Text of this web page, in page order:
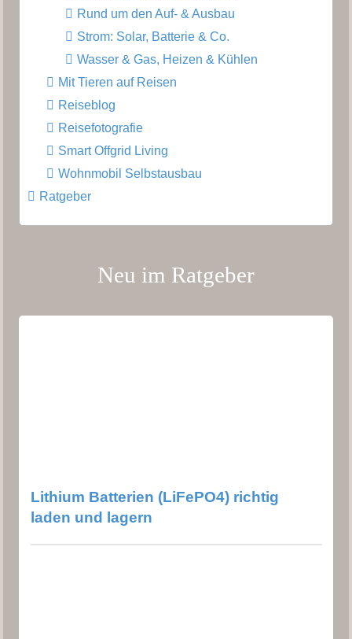
Rund um den Auf- & Ausbau
Strom: Solar, Batterie & Co.
Wasser & Gas, Heizen & Kühlen
Mit Tieren auf Reisen
Reiseblog
Reisefotografie
Smart Offgrid Living
Wohnmobil Selbstausbau
Ratgeber
Neu im Ratgeber
Lithium Batterien (LiFePO4) richtig
laden und lagern